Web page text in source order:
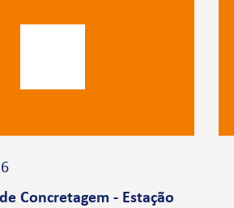
Concretagem - Estação